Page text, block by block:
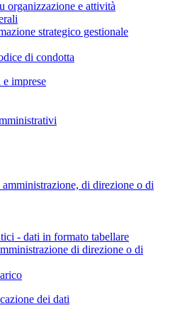
organizzazione e attività
strategico gestionale
di condotta
imprese
di direzione o di
- dati in formato tabellare
di direzione o di
dei dati